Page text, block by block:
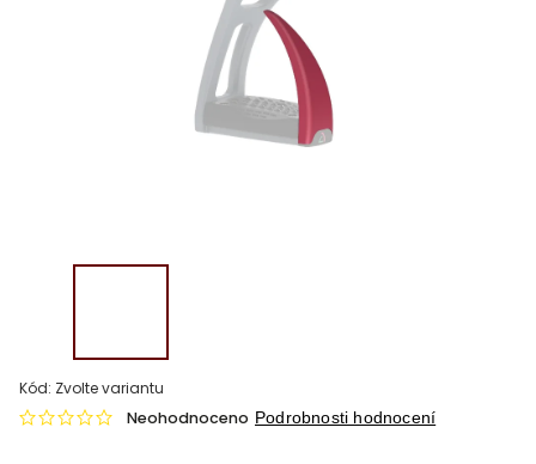
Kód: Zvolte variantu
Neohodnoceno Podrobnosti hodnocení